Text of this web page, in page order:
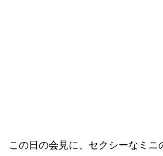
この日の会見に、セクシーなミニ